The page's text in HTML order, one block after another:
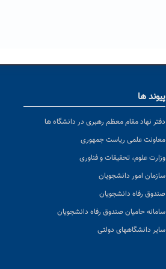
پیوند ها
دفتر نهاد مقام معظم رهبری در دانشگاه ها
معاونت علمی ریاست جمهوری
وزارت علوم، تحقیقات و فناوری
سازمان امور دانشجویان
صندوق رفاه دانشجویان
سامانه حامیان صندوق رفاه دانشجویان
سایر دانشگاههای دولتی